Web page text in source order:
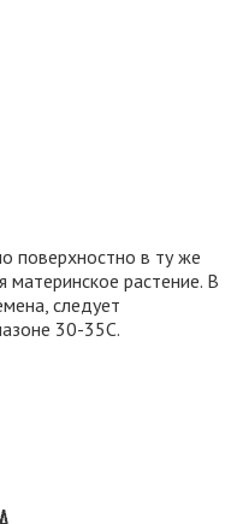
поверхностно в ту же
материнское растение. В
следует
30-35С.